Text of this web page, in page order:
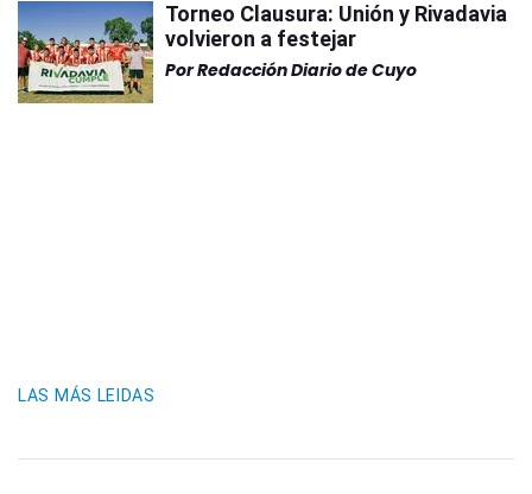
Torneo Clausura: Unión y Rivadavia
volvieron a festejar
PorRedacción Diario de Cuyo
LAS MÁS LEIDAS